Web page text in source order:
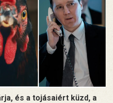
és a tojásaiért küzd, a